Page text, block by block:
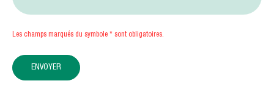
Les champs marqués du symbole * sont obligatoires.
ENVOYER